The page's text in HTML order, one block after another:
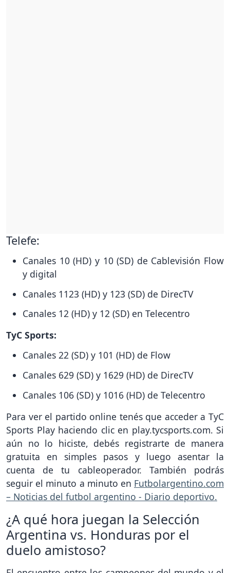
Telefe:
Canales 10 (HD) y 10 (SD) de Cablevisión Flow
y digital
Canales 1123 (HD) y 123 (SD) de DirecTV
Canales 12 (HD) y 12 (SD) en Telecentro
TyC Sports:
Canales 22 (SD) y 101 (HD) de Flow
Canales 629 (SD) y 1629 (HD) de DirecTV
Canales 106 (SD) y 1016 (HD) de Telecentro
Para ver el partido online tenés que acceder a TyC
Sports Play haciendo clic en play.tycsports.com. Si
aún no lo hiciste, debés registrarte de manera
gratuita en simples pasos y luego asentar la
cuenta de tu cableoperador. También podrás
seguir el minuto a minuto en Futbolargentino.com
– Noticias del futbol argentino - Diario deportivo.
¿A qué hora juegan la Selección
Argentina vs. Honduras por el
duelo amistoso?